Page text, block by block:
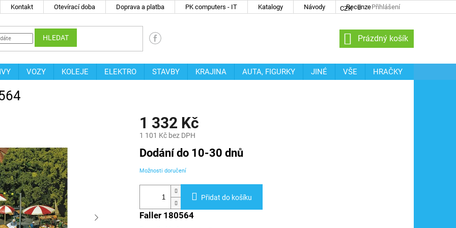
Kontakt Otevírací doba Doprava a platba PK computers - IT Katalogy Návody Recenze
CZK Přihlášení
HLEDAT
NÁKUPNÍ
KOŠÍK
Prázdný košík
VOZY KOLEJE ELEKTRO STAVBY KRAJINA AUTA, FIGURKY JINÉ VŠE
HRAČKY
1 332 Kč
1 101 Kč bez DPH
Měrná
cena:
Dodání do 10-30 dnů
Možnosti doručení
Přidat do košíku
Faller 180564